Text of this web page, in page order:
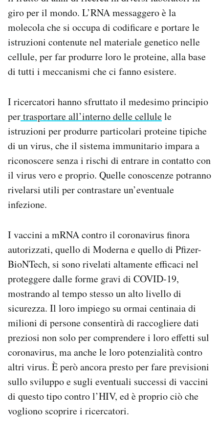
giro per il mondo. L’RNA messaggero è la
molecola che si occupa di codificare e portare le
istruzioni contenute nel materiale genetico nelle
cellule, per far produrre loro le proteine, alla base
di tutti i meccanismi che ci fanno esistere.
I ricercatori hanno sfruttato il medesimo principio
pertrasportare all’interno delle cellulele
istruzioni per produrre particolari proteine tipiche
di un virus, che il sistema immunitario impara a
riconoscere senza i rischi di entrare in contatto con
il virus vero e proprio. Quelle conoscenze potranno
rivelarsi utili per contrastare un’eventuale
infezione.
I vaccini a mRNA contro il coronavirus finora
autorizzati, quello di Moderna e quello di Pfizer-
BioNTech, si sono rivelati altamente efficaci nel
proteggere dalle forme gravi di COVID-19,
mostrando al tempo stesso un alto livello di
sicurezza. Il loro impiego su ormai centinaia di
milioni di persone consentirà di raccogliere dati
preziosi non solo per comprendere i loro effetti sul
coronavirus, ma anche le loro potenzialità contro
altri virus. È però ancora presto per fare previsioni
sullo sviluppo e sugli eventuali successi di vaccini
di questo tipo contro l’HIV, ed è proprio ciò che
vogliono scoprire i ricercatori.